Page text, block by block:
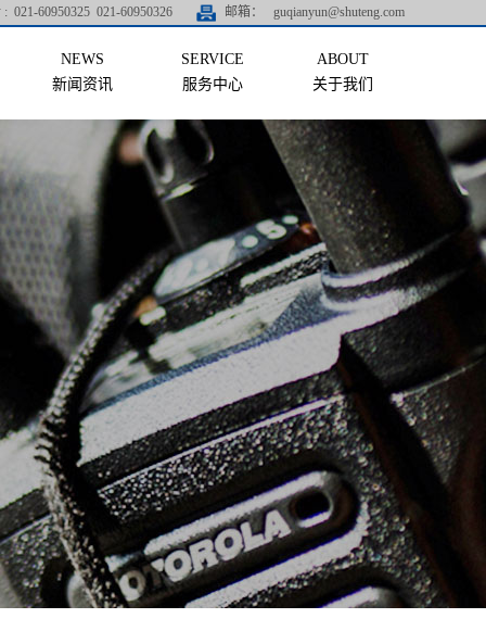
: 021-60950325 021-60950326 邮箱： guqianyun@shuteng.com
新闻资讯 服务中心 关于我们